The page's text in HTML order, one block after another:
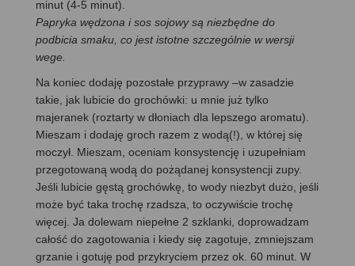
minut (4-5 minut).
Papryka wędzona i sos sojowy są niezbędne do
podbicia smaku, co jest istotne szczególnie w wersji
wege.
Na koniec dodaję pozostałe przyprawy –w zasadzie
takie, jak lubicie do grochówki: u mnie już tylko
majeranek (roztarty w dłoniach dla lepszego aromatu).
Mieszam i dodaję groch razem z wodą(!), w której się
moczył. Mieszam, oceniam konsystencję i uzupełniam
przegotowaną wodą do pożądanej konsystencji zupy.
Jeśli lubicie gęstą grochówkę, to wody niezbyt dużo, jeśli
może być taka trochę rzadsza, to oczywiście trochę
więcej. Ja dolewam niepełne 2 szklanki, doprowadzam
całość do zagotowania i kiedy się zagotuje, zmniejszam
grzanie i gotuję pod przykryciem przez ok. 60 minut. W